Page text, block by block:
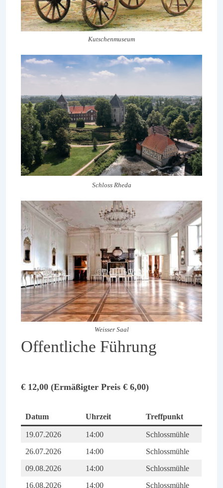
Kutschenmuseum
Schloss Rheda
Weisser Saal
Offentliche Führung
€ 12,00 (Ermäßigter Preis € 6,00)
Datum Uhrzeit Treffpunkt
19.07.2026 14:00
Schlossmühle
26.07.2026
14:00
Schlossmühle
09.08.2026
14:00
Schlossmühle
16.08.2026
14:00 Schlossmühle